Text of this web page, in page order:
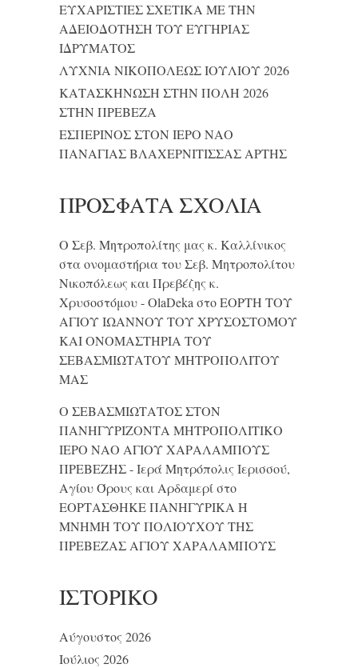
ΕΥΧΑΡΙΣΤΙΕΣ ΣΧΕΤΙΚΑ ΜΕ ΤΗΝ
ΑΔΕΙΟΔΟΤΗΣΗ ΤΟΥ ΕΥΓΗΡΙΑΣ
ΙΔΡΥΜΑΤΟΣ
ΛΥΧΝΙΑ ΝΙΚΟΠΟΛΕΩΣ ΙΟΥΛΙΟΥ 2026
ΚΑΤΑΣΚΗΝΩΣΗ ΣΤΗΝ ΠΟΛΗ 2026
ΣΤΗΝ ΠΡΕΒΕΖΑ
ΕΣΠΕΡΙΝΟΣ ΣΤΟΝ ΙΕΡΟ ΝΑΟ
ΠΑΝΑΓΙΑΣ ΒΛΑΧΕΡΝΙΤΙΣΣΑΣ ΑΡΤΗΣ
ΠΡΌΣΦΑΤΑ ΣΧΌΛΙΑ
Ο Σεβ. Μητροπολίτης μας κ. Καλλίνικος
στα ονομαστήρια του Σεβ. Μητροπολίτου
Νικοπόλεως και Πρεβέζης κ.
Χρυσοστόμου - OlaDeka στοΕΟΡΤΗ ΤΟΥ
ΑΓΙΟΥ ΙΩΑΝΝΟΥ ΤΟΥ ΧΡΥΣΟΣΤΟΜΟΥ
ΚΑΙ ONΟΜΑΣΤΗΡΙΑ ΤΟΥ
ΣΕΒΑΣΜΙΩΤΑΤΟΥ ΜΗΤΡΟΠΟΛΙΤΟΥ
ΜΑΣ
Ο ΣΕΒΑΣΜΙΩΤΑΤΟΣ ΣΤΟΝ
ΠΑΝΗΓΥΡΙΖΟΝΤΑ ΜΗΤΡΟΠΟΛΙΤΙΚΟ
ΙΕΡΟ ΝΑΟ ΑΓΙΟΥ ΧΑΡΑΛΑΜΠΟΥΣ
ΠΡΕΒΕΖΗΣ - Ιερά Μητρόπολις Ιερισσού,
Αγίου Όρους και Αρδαμερίστο
ΕΟΡΤΑΣΘΗΚΕ ΠΑΝΗΓΥΡΙΚΑ Η
ΜΝΗΜΗ ΤΟΥ ΠΟΛΙΟΥΧΟΥ ΤΗΣ
ΠΡΕΒΕΖΑΣ ΑΓΙΟΥ ΧΑΡΑΛΑΜΠΟΥΣ
ΙΣΤΟΡΙΚΌ
Αύγουστος 2026
Ιούλιος 2026